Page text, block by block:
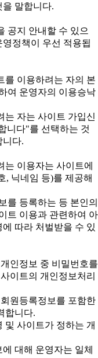
말합니다.
공지 안내할 수 있으
정책이 우선 적용됩
이용하려는 자의 본
여 운영자의 이용승낙
자는 사이트 가입신
니다"를 선택하는 것
니다.
이용자는 사이트에
, 닉네임 등)를 제공해
를 등록하는 등 본인의
트 이용과 관련하여 아
따라 처벌받을 수 있
인정보 중 비밀번호를
이트의 개인정보처리
원등록정보를 포함한
합니다.
및 사이트가 정하는 개
대해 운영자는 일체